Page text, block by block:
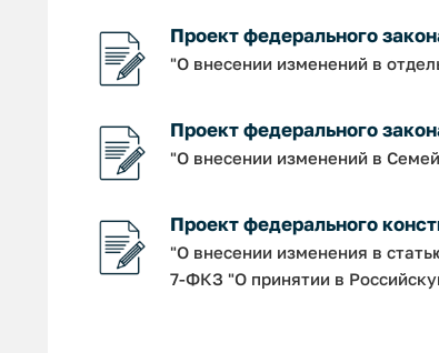
Проект федерального
"О внесении изменений в
Проект федерального
"О внесении изменений в
Проект федерального
"О внесении изменения в
7-ФКЗ "О принятии в